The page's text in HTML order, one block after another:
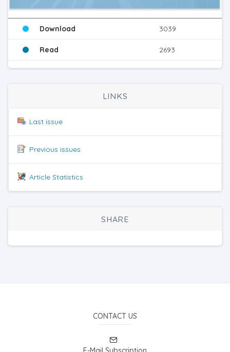
Download 3039
Read 2693
LINKS
Last issue
Previous issues
Article Statistics
SHARE
CONTACT US